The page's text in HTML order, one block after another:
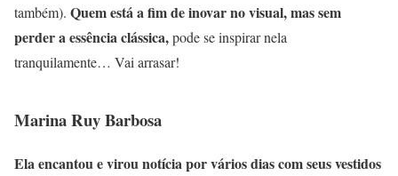
também). Quem estáa fimde inovar no visual, mas sem
perder a essência clássica,pode se inspirar nela
tranquilamente… Vai arrasar!
Marina Ruy Barbosa
Ela encantou e virou notícia por vários diascom seus vestidos